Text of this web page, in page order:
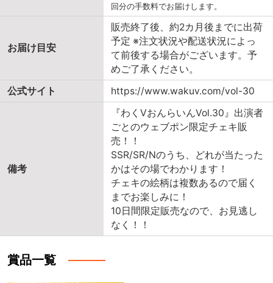
回分の手数料でお届けします。
お届け目安
販売終了後、約2カ月後までに出荷
予定 ※注文状況や配送状況によっ
て前後する場合がございます。予
めご了承ください。
公式サイト
https://www.wakuv.com/vol-30
備考
『わくVおんらいんVol.30』出演者
ごとのウェブポン限定チェキ販
売！！
SSR/SR/Nのうち、どれが当たった
かはその場でわかります！
チェキの絵柄は複数あるので届く
までお楽しみに！
10日間限定販売なので、お見逃し
なく！！
賞品一覧